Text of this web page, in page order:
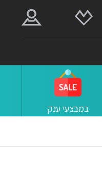
במבצעי ענק